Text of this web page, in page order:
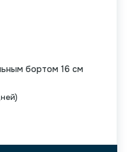
бортом 16 см